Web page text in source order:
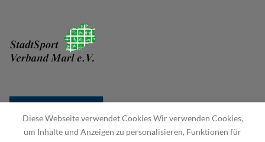
Diese Webseite verwendet Cookies Wir verwenden Cookies,
um Inhalte und Anzeigen zu personalisieren, Funktionen für